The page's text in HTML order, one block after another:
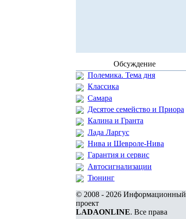
Обсуждение
Полемика. Тема дня
Классика
Самара
Десятое семейство и Приора
Калина и Гранта
Лада Ларгус
Нива и Шевроле-Нива
Гарантия и сервис
Автосигнализации
Тюнинг
© 2008 - 2026 Информационный
проект
LADAONLINE. Все права